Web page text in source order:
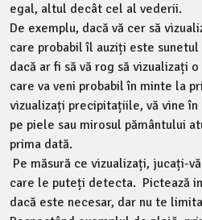
egal, altul decât cel al vederii.
De exemplu, dacă vă cer să
care probabil îl auziți este
dacă ar fi să vă rog să vizualizați
care va veni probabil în minte la
vizualizați precipitațiile, vă vine
pe piele sau mirosul pământului
prima dată.
Pe măsură ce vizualizați, jucați-
care le puteți detecta. Pictează
dacă este necesar, dar nu te